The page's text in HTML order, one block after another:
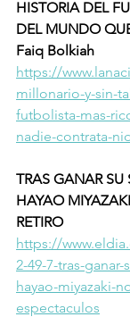
HISTORIA DEL
DEL MUNDO
Faiq Bolkiah
https://
millonario-y-sin-
futbolista-mas-
nadie-contrata-
TRAS GANAR
HAYAO
RETIRO
https://
2-49-7-tras-
hayao-miyazaki-
espectaculos